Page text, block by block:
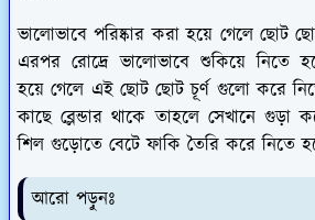
ভালোভাবে পরিষ্কার করা হয়ে গেলে ছোট
এরপর রোদ্রে ভালোভাবে শুকিয়ে নিতে
হয়ে গেলে এই ছোট ছোট চূর্ণ গুলো করে
কাছে ব্লেন্ডার থাকে তাহলে সেখানে
শিল গুড়োতে বেটে ফাকি তৈরি করে নিতে
আরো পড়ুনঃ